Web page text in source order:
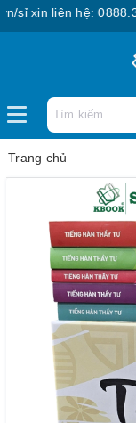
liên hệ:
Trang chủ